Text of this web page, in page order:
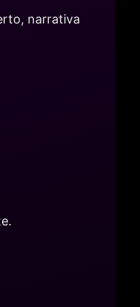
narrativa